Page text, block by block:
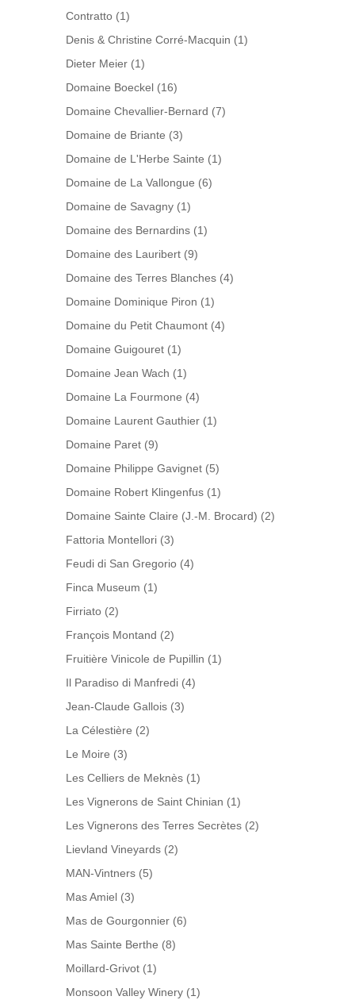
Contratto (1)
Denis & Christine Corré-Macquin (1)
Dieter Meier (1)
Domaine Boeckel (16)
Domaine Chevallier-Bernard (7)
Domaine de Briante (3)
Domaine de L'Herbe Sainte (1)
Domaine de La Vallongue (6)
Domaine de Savagny (1)
Domaine des Bernardins (1)
Domaine des Lauribert (9)
Domaine des Terres Blanches (4)
Domaine Dominique Piron (1)
Domaine du Petit Chaumont (4)
Domaine Guigouret (1)
Domaine Jean Wach (1)
Domaine La Fourmone (4)
Domaine Laurent Gauthier (1)
Domaine Paret (9)
Domaine Philippe Gavignet (5)
Domaine Robert Klingenfus (1)
Domaine Sainte Claire (J.-M. Brocard) (2)
Fattoria Montellori (3)
Feudi di San Gregorio (4)
Finca Museum (1)
Firriato (2)
François Montand (2)
Fruitière Vinicole de Pupillin (1)
Il Paradiso di Manfredi (4)
Jean-Claude Gallois (3)
La Célestière (2)
Le Moire (3)
Les Celliers de Meknès (1)
Les Vignerons de Saint Chinian (1)
Les Vignerons des Terres Secrètes (2)
Lievland Vineyards (2)
MAN-Vintners (5)
Mas Amiel (3)
Mas de Gourgonnier (6)
Mas Sainte Berthe (8)
Moillard-Grivot (1)
Monsoon Valley Winery (1)